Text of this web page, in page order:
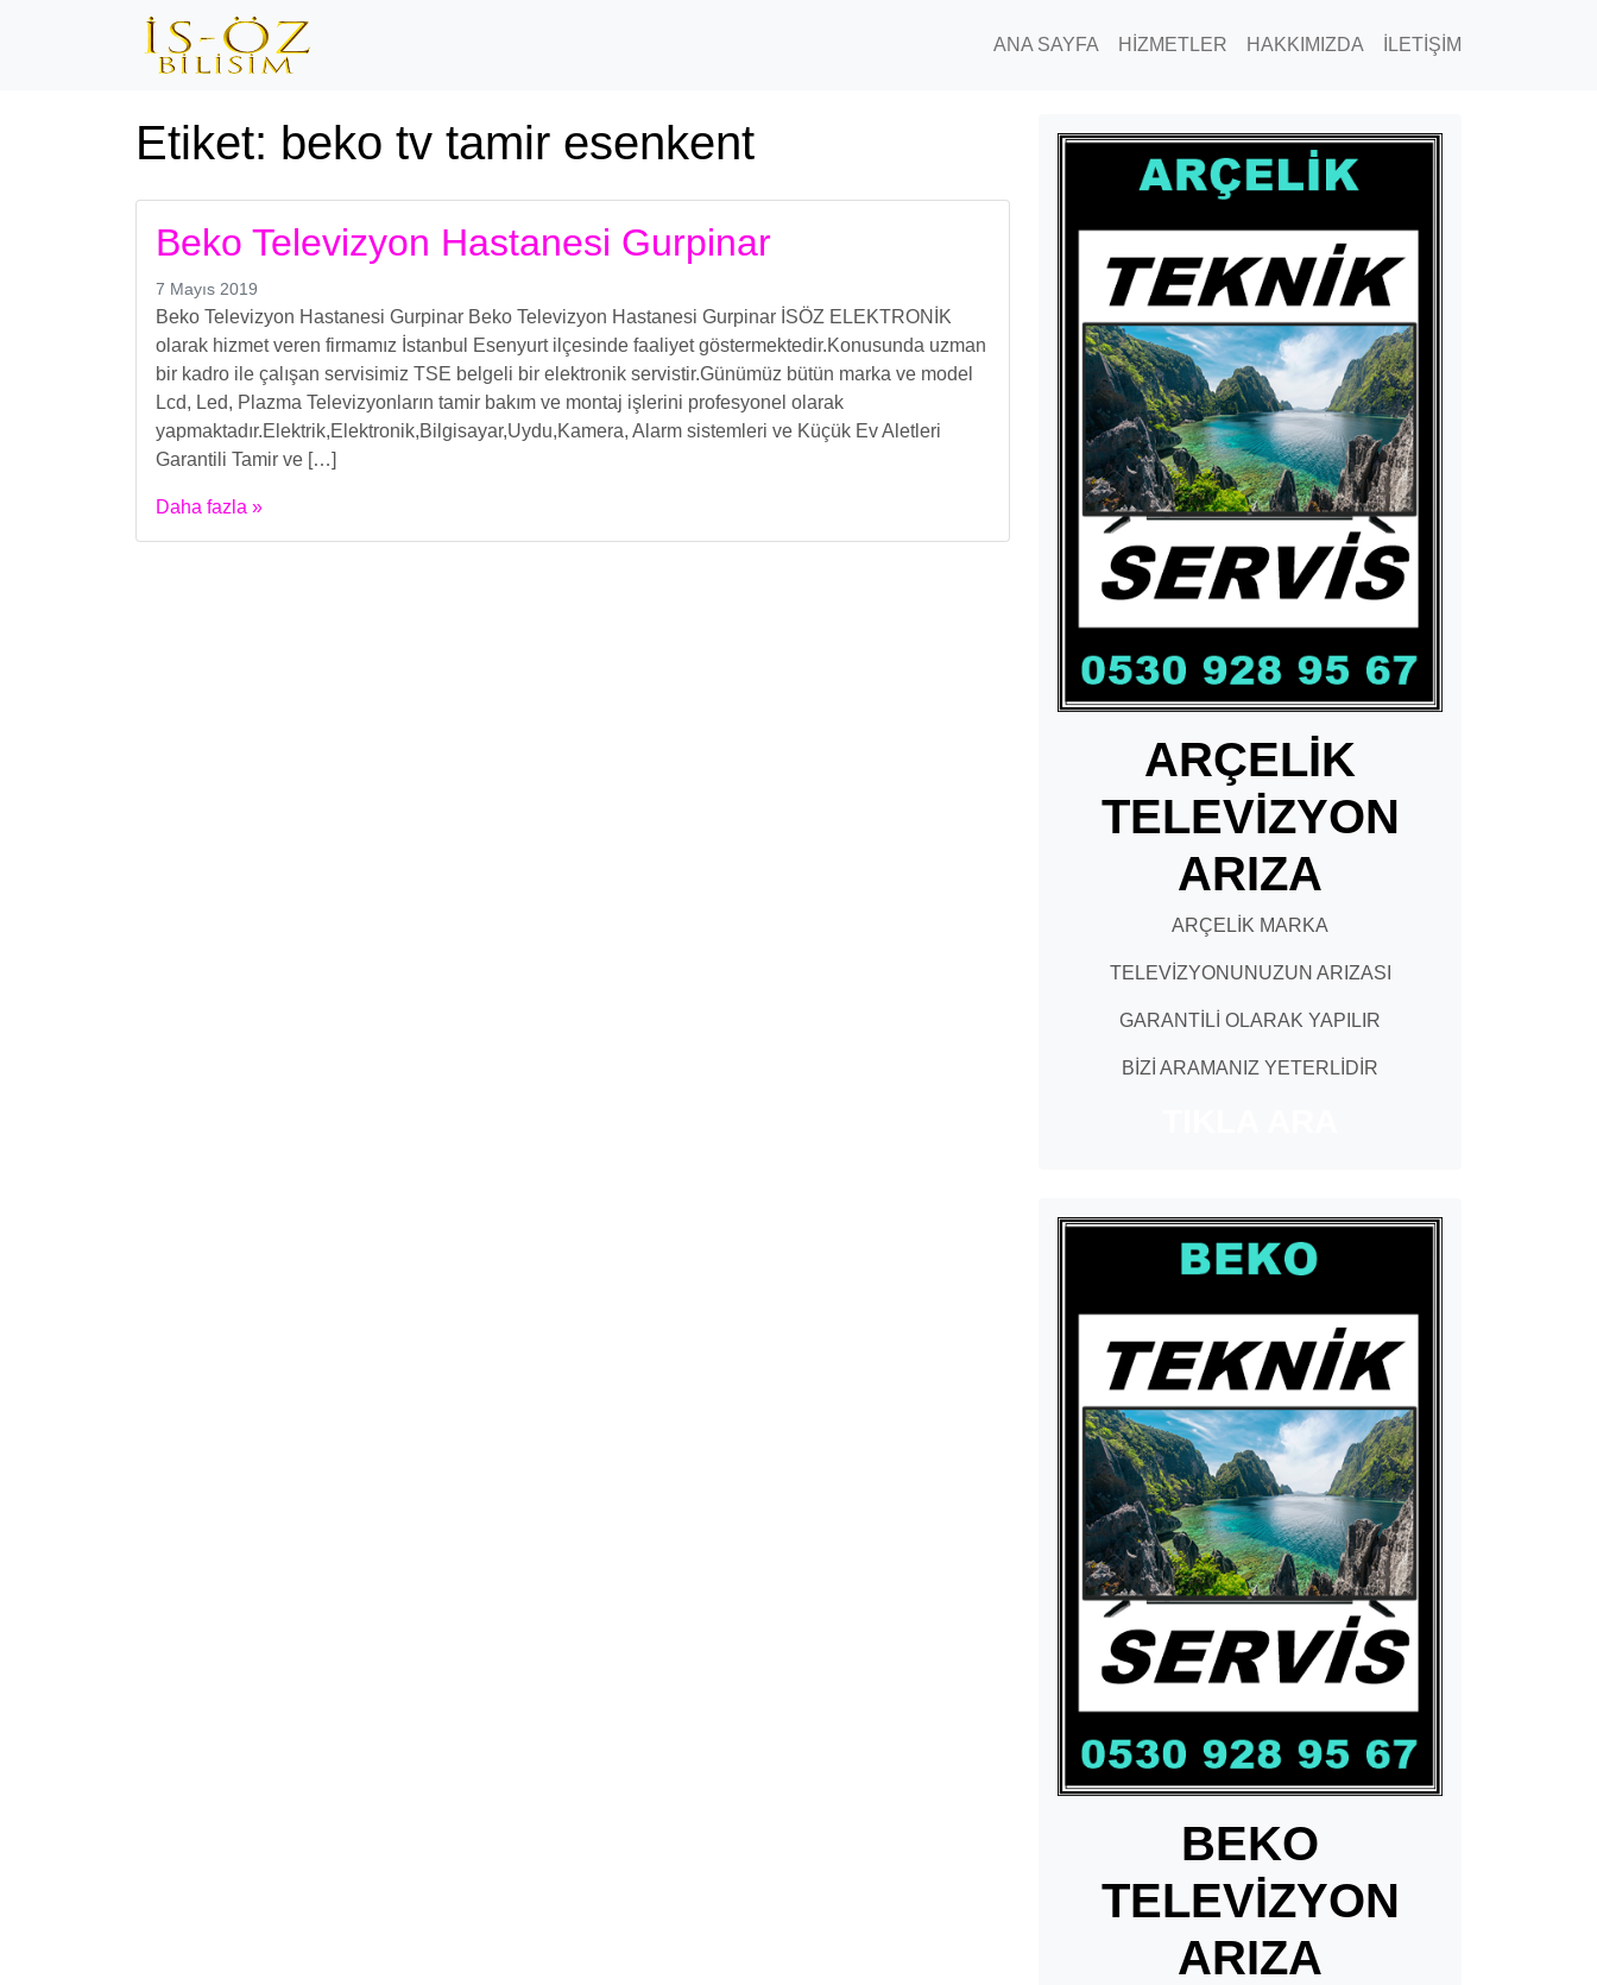
ANA SAYFA HİZMETLER HAKKIMIZDA İLETİŞİM
Etiket: beko tv tamir esenkent
Beko Televizyon Hastanesi Gurpinar
7 Mayıs 2019
Beko Televizyon Hastanesi Gurpinar Beko Televizyon Hastanesi Gurpinar İSÖZ ELEKTRONİK
olarak hizmet veren firmamız İstanbul Esenyurt ilçesinde faaliyet göstermektedir.Konusunda uzman
bir kadro ile çalışan servisimiz TSE belgeli bir elektronik servistir.Günümüz bütün marka ve model
Lcd, Led, Plazma Televizyonların tamir bakım ve montaj işlerini profesyonel olarak
yapmaktadır.Elektrik,Elektronik,Bilgisayar,Uydu,Kamera, Alarm sistemleri ve Küçük Ev Aletleri
Garantili Tamir ve […]
Daha fazla »
ARÇELİK
TELEVİZYON
ARIZA
ARÇELİK MARKA
TELEVİZYONUNUZUN ARIZASI
GARANTİLİ OLARAK YAPILIR
BİZİ ARAMANIZ YETERLİDİR
BEKO
TELEVİZYON
ARIZA